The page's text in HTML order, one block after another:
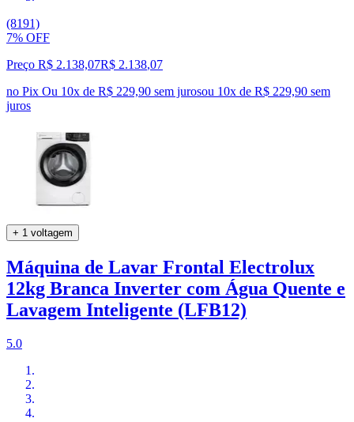
(8191)
7% OFF
Preço R$ 2.138,07R$ 2.138,07
no Pix Ou 10x de R$ 229,90 sem jurosou 10x de R$ 229,90 sem
juros
+ 1 voltagem
Máquina de Lavar Frontal Electrolux
12kg Branca Inverter com Água Quente e
Lavagem Inteligente (LFB12)
5.0